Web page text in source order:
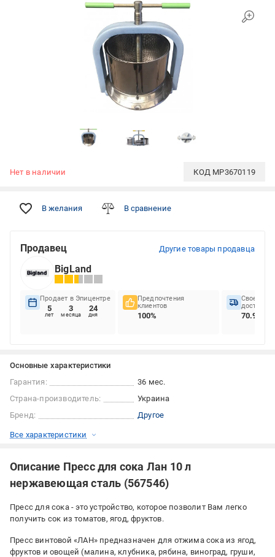
Нет в наличии КОД MP3670119
В желания В сравнение
Продавец Другие товары продавца
BigLand
Продает в Эпицентре
5
лет
3
месяца
24
дня
Предпочтения
клиентов
100%
доставок
70.97%
Основные характеристики
Гарантия:
36 мес.
Страна-производитель:
Украина
Бренд:
Другое
Все характеристики
Описание Пресс для сока Лан 10 л
нержавеющая сталь (567546)
Пресс для сока - это устройство, которое позволит Вам легко
получить сок из томатов, ягод, фруктов.
Пресс винтовой «ЛАН» предназначен для отжима сока из ягод,
фруктов и овощей (малина, клубника, рябина, виноград, груши,